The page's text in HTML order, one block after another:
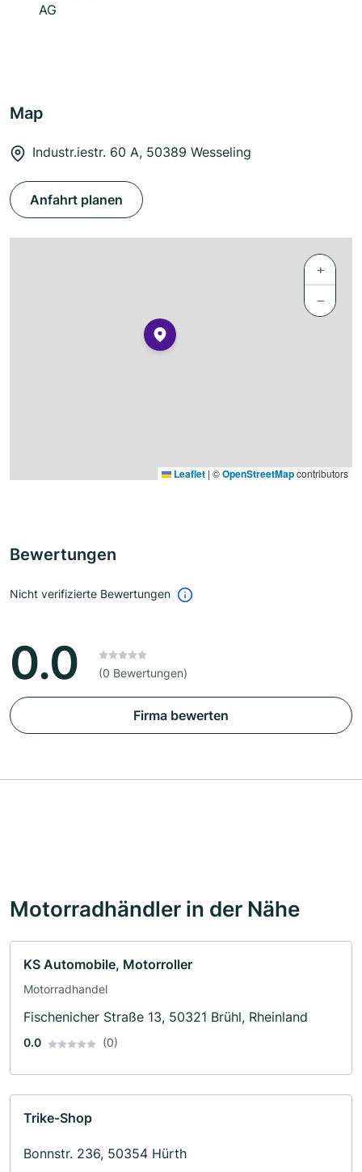
AG
Map
Industr.iestr. 60 A, 50389 Wesseling
Anfahrt planen
+
−
Leaflet | ©OpenStreetMapcontributors
Bewertungen
Nicht verifizierte Bewertungen
0.0 (0 Bewertungen)
Firma bewerten
Motorradhändler in der Nähe
KS Automobile, Motorroller
Motorradhandel
Fischenicher Straße 13, 50321 Brühl, Rheinland
0.0 (0)
Trike-Shop
Bonnstr. 236, 50354 Hürth